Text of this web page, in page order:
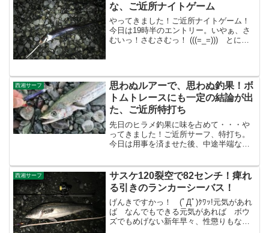
な、ご近所ナイトゲーム
やってきました！ご近所ナイトゲーム！
今日は19時半のエントリー。いやぁ、さ
むいっ！さむさむっ！ (((=_=))) とにか
が冷たくっ...
西湘サーフ
思わぬルアーで、思わぬ釣果！ボ
トムトレースにも一定の結論が出
た、ご近所特打ち
先日のヒラメ釣果に味を占めて・・・や
ってきました！ご近所サーフ、特打ち。
今日は用事を済ませた後、中途半端な時
コンディション的にはバッチリ。長潮の
下げのタイミングでの釣...
西湘サーフ
サスケ120裂空で82センチ！痺れ
る引きのランカーシーバス！
げんきですかっ！ (ﾟДﾟ)ｸﾜｯ!元気があれ
ば なんでもできる元気があれば ボウ
ズでもめげない新年早々、性懲りもなく